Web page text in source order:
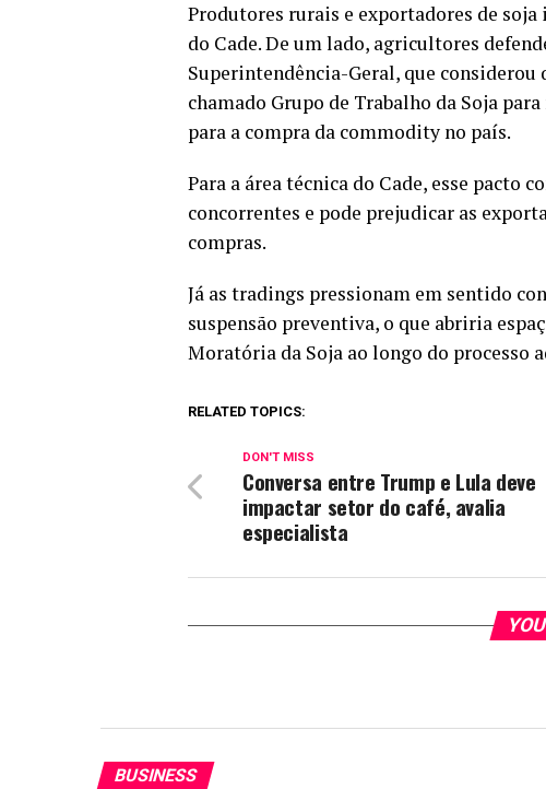
Produtores rurais e exportadores de
do Cade. De um lado, agricultores
Superintendência-Geral, que considerou
chamado Grupo de Trabalho da Soja
para a compra da commodity no país.
Para a área técnica do Cade, esse
concorrentes e pode prejudicar as
compras.
Já as tradings pressionam em sentido
suspensão preventiva, o que abriria
Moratória da Soja ao longo do processo
RELATED TOPICS:
DON'T MISS
Conversa entre Trump e Lula deve
impactar setor do café, avalia
especialista
BUSINESS